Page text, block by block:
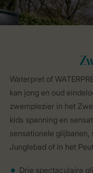
Waterpret of
kan jong en oud
zwemplezier in het
kids spanning en
sensationele glijbanen,
Junglebad of in het
Drie spectaculaire